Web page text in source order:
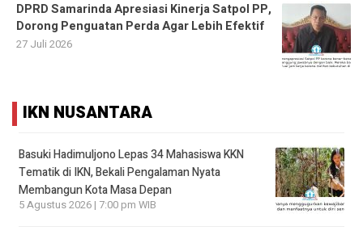
DPRD Samarinda Apresiasi Kinerja Satpol PP,
Dorong Penguatan Perda Agar Lebih Efektif
27 Juli 2026
IKN NUSANTARA
Basuki Hadimuljono Lepas 34 Mahasiswa KKN
Tematik di IKN, Bekali Pengalaman Nyata
Membangun Kota Masa Depan
5 Agustus 2026 | 7:00 pm WIB